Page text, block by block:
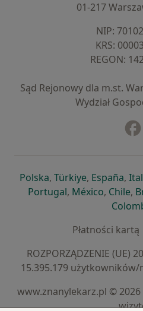
01-217
NIP:
KRS:
REGON:
Sąd Rejonowy dla m.st.
Wydział
Polskaotwiera się w nowej
, Türkiyeotwiera się
, España,
Portugalotwiera się w
, Méxicootwiera
, Chile,
Płatności kartą
ROZPORZĄDZENIE (UE)
15.395.179 użytkowników/
www.znanylekarz.pl ©